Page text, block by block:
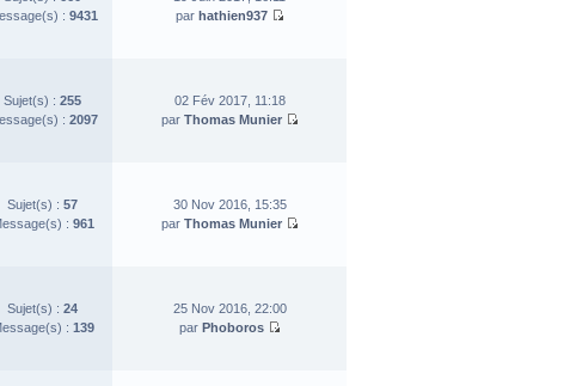
: 9431
par hathien937
Sujet(s) : 255
: 2097
02 Fév 2017, 11:18
par Thomas Munier
Sujet(s) : 57
: 961
30 Nov 2016, 15:35
par Thomas Munier
Sujet(s) : 24
: 139
25 Nov 2016, 22:00
par Phoboros